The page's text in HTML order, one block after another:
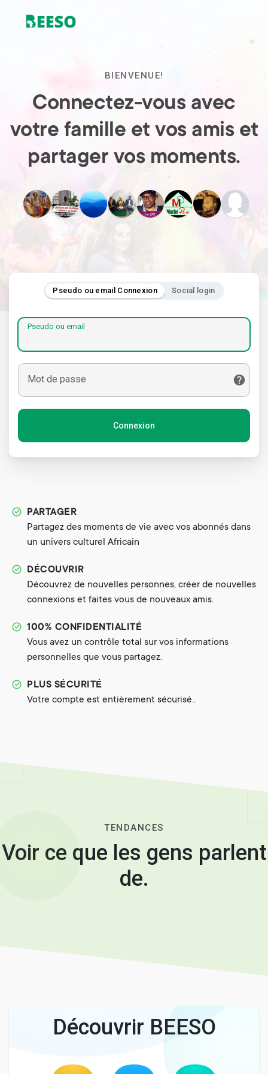
BIENVENUE!
Connectez-vous avec
votre famille et vos amis et
partager vos moments.
Pseudo ou email Connexion Social login
Pseudo ou email
Mot de passe
Connexion
PARTAGER
Partagez des moments de vie avec vos abonnés dans
un univers culturel Africain
DÉCOUVRIR
Découvrez de nouvelles personnes, créer de nouvelles
connexions et faites vous de nouveaux amis.
100% CONFIDENTIALITÉ
Vous avez un contrôle total sur vos informations
personnelles que vous partagez.
PLUS SÉCURITÉ
Votre compte est entièrement sécurisé..
TENDANCES
Voir ce que les gens parlent
de.
Découvrir BEESO